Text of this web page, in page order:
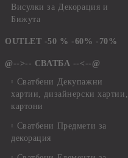
Висулки за Декорация и
Бижута
OUTLET -50 % -60% -70%
@-->-- СВАТБА --<--@
Сватбени Декупажни
хартии, дизайнерски хартии,
картони
Сватбени Предмети за
декорация